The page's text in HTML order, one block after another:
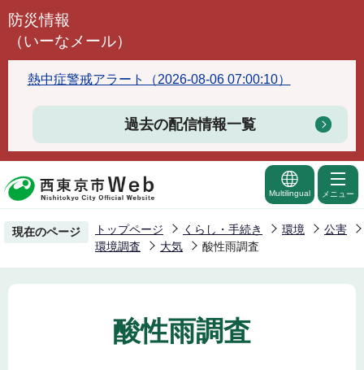
こ
頭
で
防災情報
（いーなメール）
熱中症警戒アラート（2026-08-06 07:00:10）
過去の配信情報一覧
Multilingual メニュー
現在のページ トップページ くらし・手続き 環境
公害
環境調査
大気 酸性雨調査
酸性雨調査